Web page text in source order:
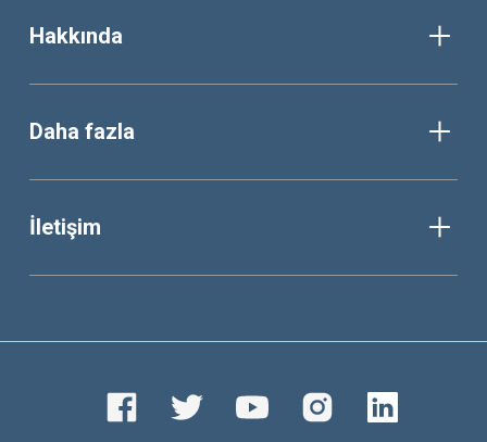
Hakkında
Daha fazla
İletişim